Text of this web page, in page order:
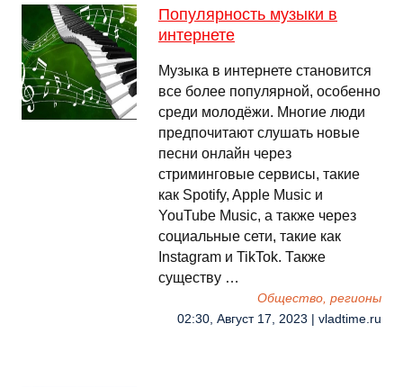
Популярность музыки в
интернете
Музыка в интернете становится
все более популярной, особенно
среди молодёжи. Многие люди
предпочитают слушать новые
песни онлайн через
стриминговые сервисы, такие
как Spotify, Apple Music и
YouTube Music, а также через
социальные сети, такие как
Instagram и TikTok. Также
существу …
Общество, регионы
02:30, Август 17, 2023 | vladtime.ru